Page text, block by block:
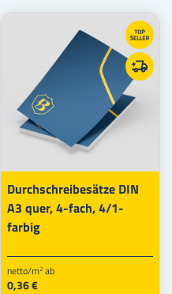
Durchschreibesätze DIN
A3 quer, 4-fach, 4/1-
farbig
netto/m2 ab
0,36 €